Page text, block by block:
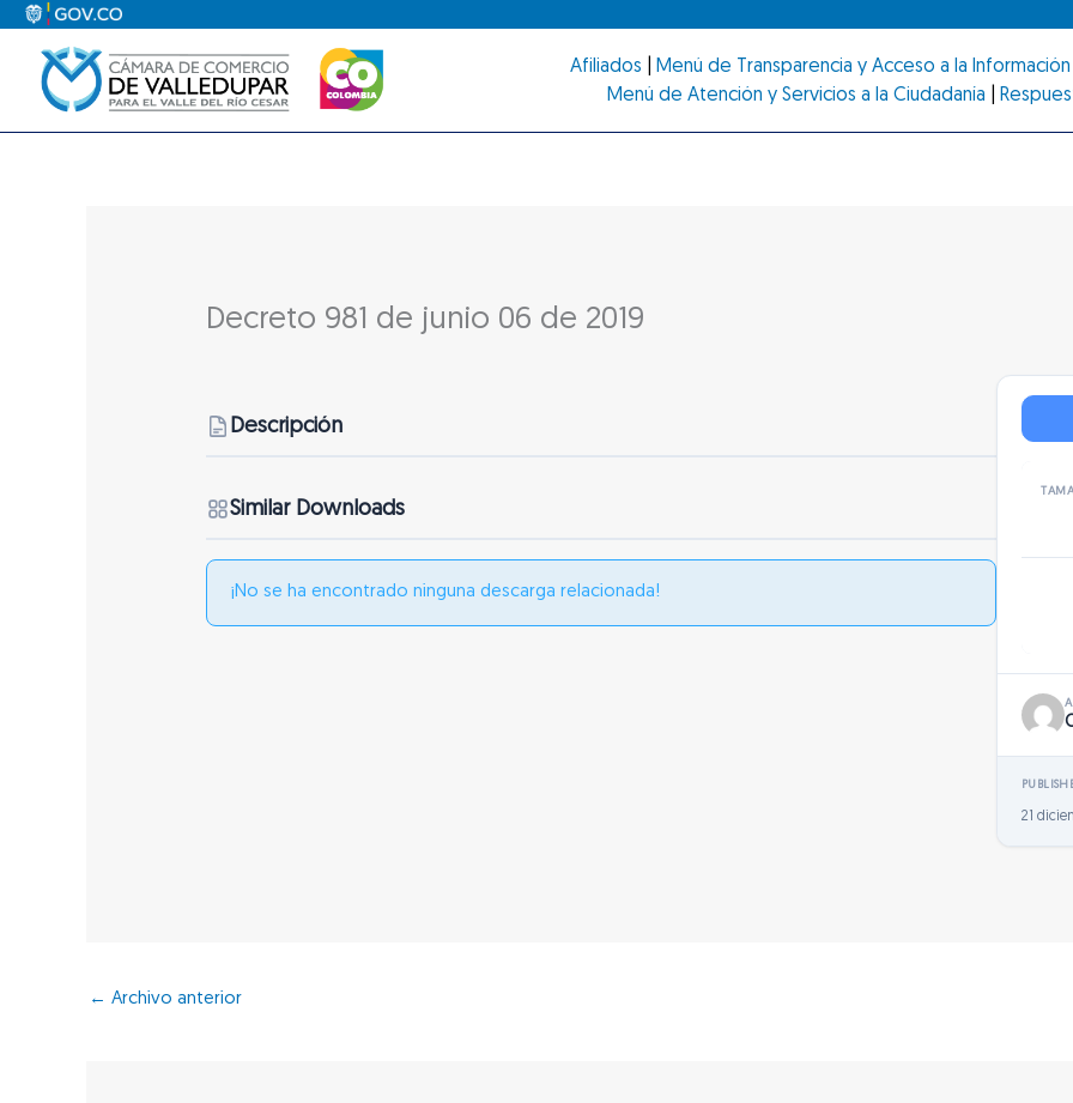
contenido
Afiliados Menú de Transparencia y Acceso a la Información
Menú de Atención y Servicios a la Ciudadanía
Decreto 981 de junio 06 de 2019
Descripción
Similar Downloads
¡No se ha encontrado ninguna descarga relacionada!
21
← Archivo anterior